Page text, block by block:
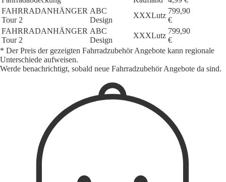
FAHRRADANHÄNGER
Tour 2
ABC
Design
XXXLutz
799,90
€
FAHRRADANHÄNGER
Tour 2
ABC
Design
XXXLutz
799,90
€
* Der Preis der gezeigten Fahrradzubehör Angebote kann regionale
Unterschiede aufweisen.
Werde benachrichtigt, sobald neue Fahrradzubehör Angebote da sind.